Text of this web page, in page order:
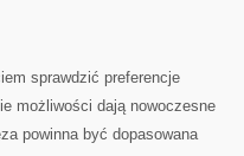
sprawdzić preferencje
możliwości dają nowoczesne
powinna być dopasowana